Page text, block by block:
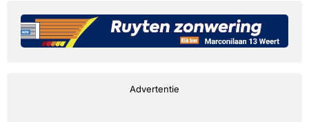
Advertentie